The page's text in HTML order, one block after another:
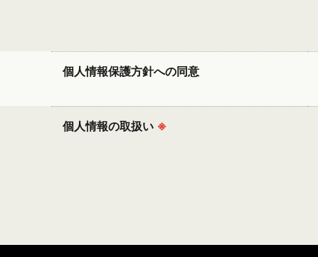
個人情報保護方針への同意
個人情報の取扱い ※